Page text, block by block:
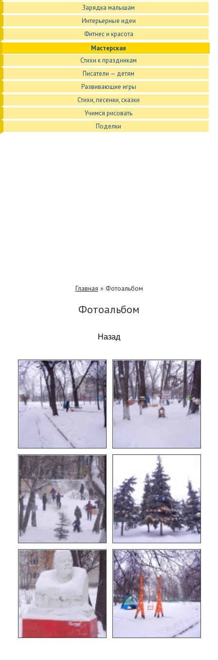
Зарядка малышам
Интерьерные идеи
Фитнес и красота
Мастерская
Стихи к праздникам
Писатели — детям
Развивающие игры
Стихи, песенки, сказки
Учимся рисовать
Поделки
Главная » Фотоальбом
Фотоальбом
Назад